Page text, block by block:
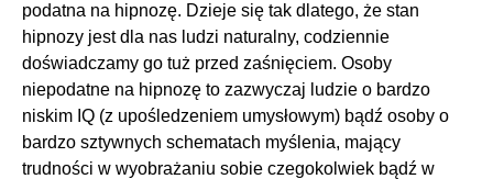
podatna na hipnozę. Dzieje się tak dlatego, że stan
hipnozy jest dla nas ludzi naturalny, codziennie
doświadczamy go tuż przed zaśnięciem. Osoby
niepodatne na hipnozę to zazwyczaj ludzie o bardzo
niskim IQ (z upośledzeniem umysłowym) bądź osoby o
bardzo sztywnych schematach myślenia, mający
trudności w wyobrażaniu sobie czegokolwiek bądź w